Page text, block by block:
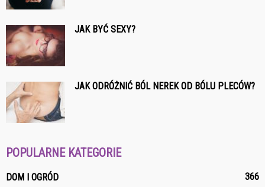
JAK BYĆ SEXY?
JAK ODRÓŻNIĆ BÓL NEREK OD BÓLU PLECÓW?
POPULARNE KATEGORIE
DOM I OGRÓD 366